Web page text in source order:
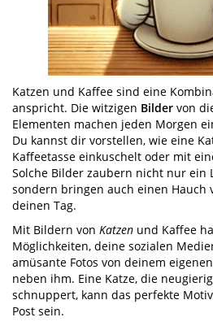
Katzen und Kaffee sind eine
anspricht. Die witzigen Bilder von
Elementen machen jeden Morgen
Du kannst dir vorstellen, wie eine
Kaffeetasse einkuschelt oder mit
Solche Bilder zaubern nicht nur ein
sondern bringen auch einen Hauch
deinen Tag.
Mit Bildern von Katzen und Kaffee
Möglichkeiten, deine sozialen
amüsante Fotos von deinem
neben ihm. Eine Katze, die
schnuppert, kann das perfekte
Post sein.